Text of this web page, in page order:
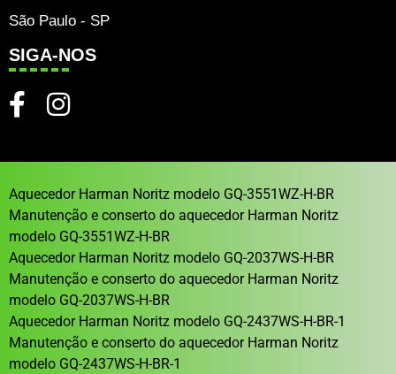
São Paulo - SP
SIGA-NOS
Aquecedor Harman Noritz modelo GQ-3551WZ-H-BR
Manutenção e conserto do aquecedor Harman Noritz
modelo GQ-3551WZ-H-BR
Aquecedor Harman Noritz modelo GQ-2037WS-H-BR
Manutenção e conserto do aquecedor Harman Noritz
modelo GQ-2037WS-H-BR
Aquecedor Harman Noritz modelo GQ-2437WS-H-BR-1
Manutenção e conserto do aquecedor Harman Noritz
modelo GQ-2437WS-H-BR-1